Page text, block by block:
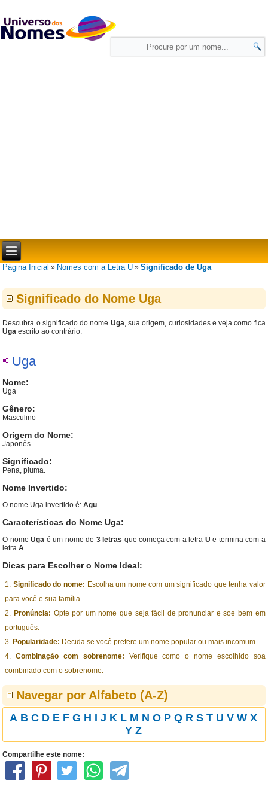
Página Inicial » Nomes com a Letra U »Significado de Uga
Significado do Nome Uga
Descubra o significado do nome Uga, sua origem, curiosidades e veja como fica
Uga escrito ao contrário.
Uga
Nome:
Uga
Gênero:
Masculino
Origem do Nome:
Japonês
Significado:
Pena, pluma.
Nome Invertido:
O nome Uga invertido é:Agu.
Características do Nome Uga:
O nomeUga é um nome de 3 letras que começa com a letra U e termina com a
letraA.
Dicas para Escolher o Nome Ideal:
Significado do nome: Escolha um nome com um significado que tenha valor
para você e sua família.
Pronúncia: Opte por um nome que seja fácil de pronunciar e soe bem em
português.
Popularidade: Decida se você prefere um nome popular ou mais incomum.
Combinação com sobrenome: Verifique como o nome escolhido soa
combinado com o sobrenome.
Navegar por Alfabeto (A-Z)
A B C D E F G H I J K L M N O P Q R S T U V W X
Y Z
Compartilhe este nome: